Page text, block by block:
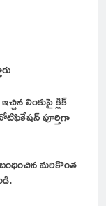
లింకుపై క్లిక్
పూర్తిగా
మరికొంత